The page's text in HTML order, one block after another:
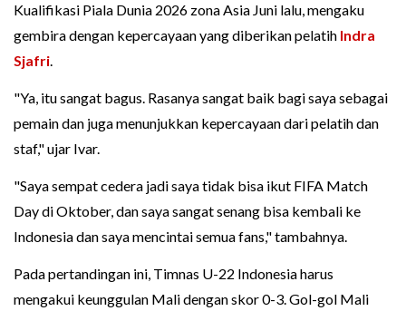
Kualifikasi Piala Dunia 2026 zona Asia Juni lalu, mengaku
gembira dengan kepercayaan yang diberikan pelatih Indra
Sjafri.
"Ya, itu sangat bagus. Rasanya sangat baik bagi saya sebagai
pemain dan juga menunjukkan kepercayaan dari pelatih dan
staf," ujar Ivar.
"Saya sempat cedera jadi saya tidak bisa ikut FIFA Match
Day di Oktober, dan saya sangat senang bisa kembali ke
Indonesia dan saya mencintai semua fans," tambahnya.
Pada pertandingan ini, Timnas U-22 Indonesia harus
mengakui keunggulan Mali dengan skor 0-3. Gol-gol Mali